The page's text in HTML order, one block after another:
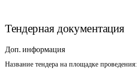
Тендерная документация
Доп. информация
Название тендера на площадке проведения: